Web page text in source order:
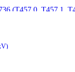
(T457.0, T457.1,